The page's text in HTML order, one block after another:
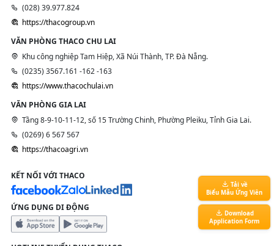
(028) 39.977.824
https://thacogroup.vn
VĂN PHÒNG THACO CHU LAI
Khu công nghiệp Tam Hiệp, Xã Núi Thành, TP. Đà Nẵng.
(0235) 3567.161 -162 -163
https://www.thacochulai.vn
VĂN PHÒNG GIA LAI
Tầng 8-9-10-11-12, số 15 Trường Chinh, Phường Pleiku, Tỉnh Gia Lai.
(0269) 6 567 567
https://thacoagri.vn
KẾT NỐI VỚI THACO
ỨNG DỤNG DI ĐỘNG
Tải về
Biểu Mẫu Ứng Viên
Download
Application Form